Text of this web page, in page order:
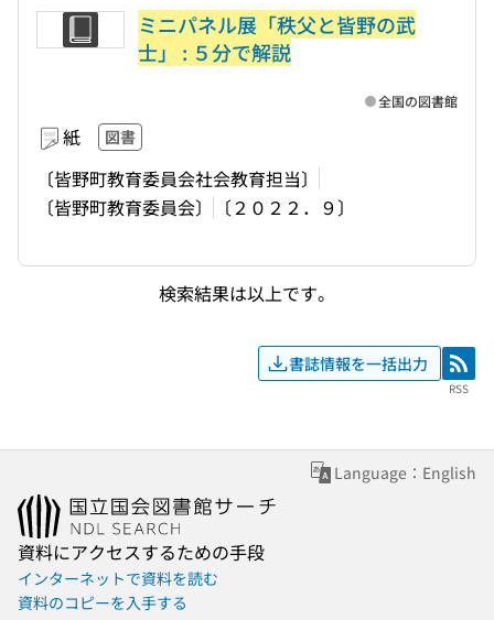
ミニパネル展「秩父と皆野の武
士」 : ５分で解説
紙 図書
〔皆野町教育委員会社会教育担当〕
〔皆野町教育委員会〕
〔２０２２．９〕
全国の図書館
検索結果は以上です。
書誌情報を一括出力 RSS
RSS
Language：English
資料にアクセスするための手段
インターネットで資料を読む
資料のコピーを入手する